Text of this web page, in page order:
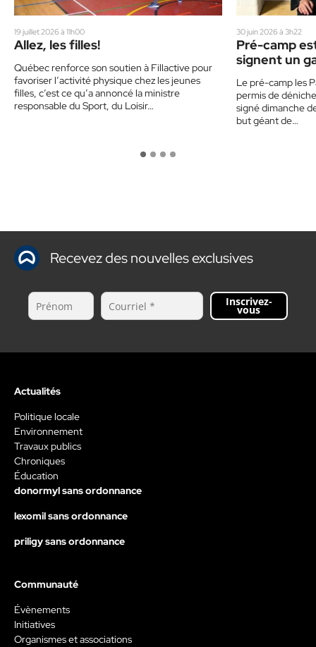
19 juillet 2026 à 11h00
Allez, les filles!
Québec renforce son soutien à Fillactive pour
favoriser l’activité physique chez les jeunes
filles, c’est ce qu’a annoncé la ministre
responsable du Sport, du Loisir…
30 juin 2026 à 3h22
Pré-camp
signent un
Le pré-camp les
permis de
signé dimanche
but géant de…
Recevez des nouvelles exclusives
Inscrivez-
vous
Actualités
Politique locale
Environnement
Travaux publics
Chroniques
Éducation
donormyl sans ordonnance
lexomil sans ordonnance
priligy sans ordonnance
Communauté
Évènements
Initiatives
Organismes et associations